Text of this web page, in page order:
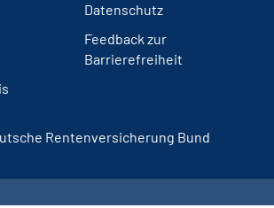
Datenschutz
Feedback zur
Barrierefreiheit
Rentenversicherung Bund